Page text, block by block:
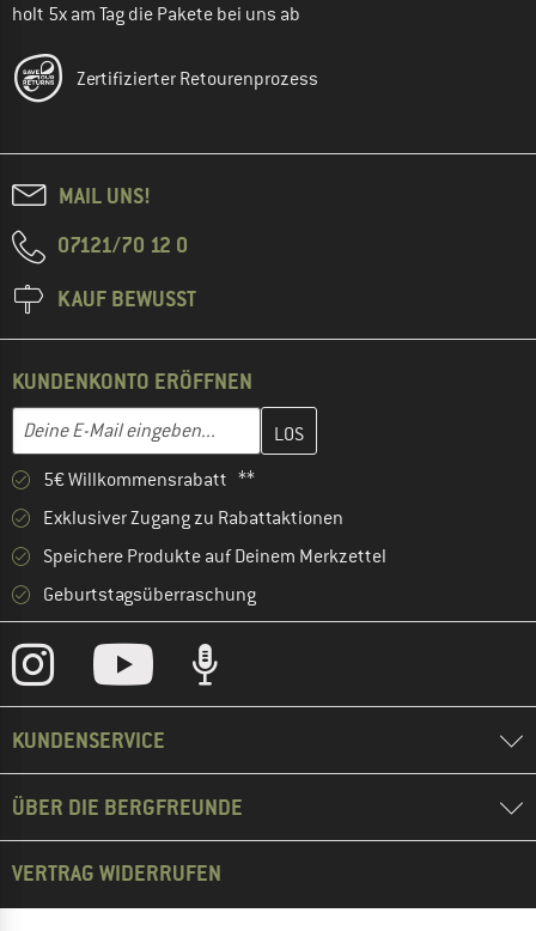
holt 5x am Tag die Pakete bei uns ab
Zertifizierter Retourenprozess
MAIL UNS!
07121/70 12 0
KAUF BEWUSST
KUNDENKONTO ERÖFFNEN
E-Mail-Adresse
Gib hier deine E-Mail-Adresse ein und erstelle im nächsten
5€ Willkommensrabatt **
Exklusiver Zugang zu Rabattaktionen
Speichere Produkte auf Deinem Merkzettel
Geburtstagsüberraschung
KUNDENSERVICE
ÜBER DIE BERGFREUNDE
VERTRAG WIDERRUFEN